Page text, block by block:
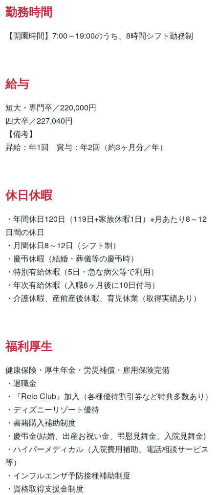
勤務時間
【開園時間】7:00～19:00のうち、8時間シフト勤務制
給与
短大・専門卒／220,000円
四大卒／227,040円
【備考】
昇給：年1回　賞与：年2回（約3ヶ月分／年）
休日休暇
・年間休日120日（119日+家族休暇1日）※月あたり8～12
日間の休日
・月間休日8～12日（シフト制）
・慶弔休暇（結婚・葬儀等の慶弔時）
・特別有給休暇（5日・急な病欠等で利用）
・年次有給休暇（入職6ヶ月後に10日付与）
・介護休暇、産前産後休暇、育児休業（取得実績あり）
福利厚生
健康保険・厚生年金・労災補償・雇用保険完備
・退職金
・『Relo Club』加入（各種優待割引券など特典多数あり）
・ディズニーリゾート優待
・書籍購入補助制度
・慶弔金(結婚、出産お祝い金、弔慰見舞金、入院見舞金)
・ハイパーメディカル（入院費用補助、電話相談サービス
等）
・インフルエンザ予防接種補助制度
・資格取得支援金制度